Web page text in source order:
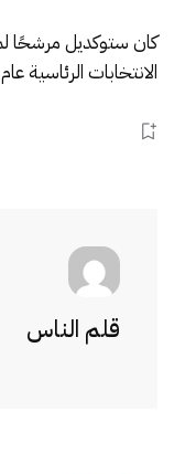
كان ستوكديل مرشحًا
الانتخابات الرئاسية عام 1992 ، على بطاقة روس بيرو المستقلة.
قلم الناس